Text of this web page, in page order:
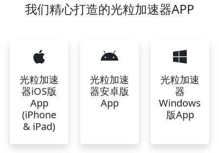
我们精心打造的光粒加速器APP
光粒加速
器iOS版
App
(iPhone
& iPad)
光粒加速
器安卓版
App
光粒加速
器
Windows
版App